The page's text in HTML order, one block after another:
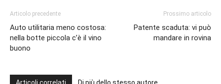
Articolo precedente
Auto utilitaria meno costosa:
nella botte piccola c’è il vino
buono
Prossimo articolo
Patente scaduta: vi può
mandare in rovina
Articoli correlati Di più dello stesso autore